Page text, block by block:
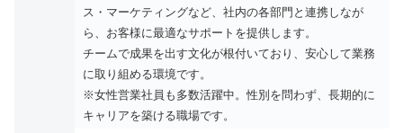
ス・マーケティングなど、社内の各部門と連携しなが
ら、お客様に最適なサポートを提供します。
チームで成果を出す文化が根付いており、安心して業務
に取り組める環境です。
※女性営業社員も多数活躍中。性別を問わず、長期的に
キャリアを築ける職場です。